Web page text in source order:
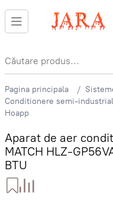
Pagina principala
Conditionere semi-
Hoapp
Aparat de aer
MATCH HLZ-
BTU